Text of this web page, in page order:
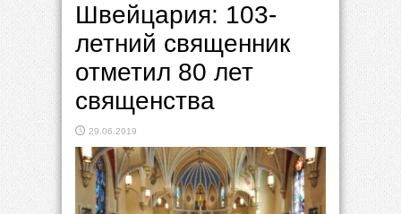
Швейцария: 103-
летний священник
отметил 80 лет
священства
29.06.2019